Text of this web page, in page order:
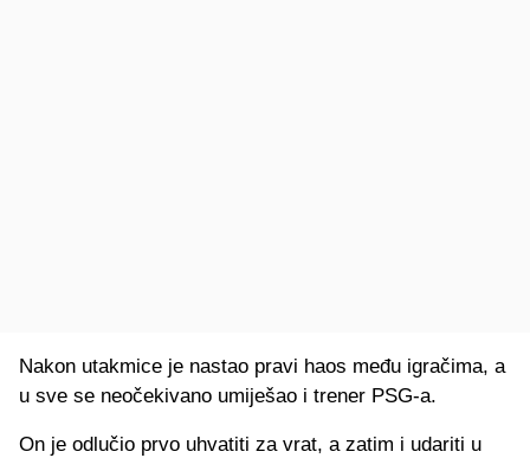
Nakon utakmice je nastao pravi haos među igračima, a
u sve se neočekivano umiješao i trener PSG-a.
On je odlučio prvo uhvatiti za vrat, a zatim i udariti u